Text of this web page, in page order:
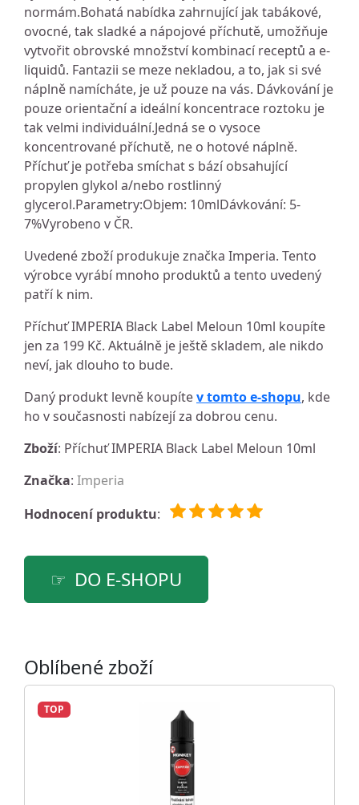
normám.Bohatá nabídka zahrnující jak tabákové,
ovocné, tak sladké a nápojové příchutě, umožňuje
vytvořit obrovské množství kombinací receptů a e-
liquidů. Fantazii se meze nekladou, a to, jak si své
náplně namícháte, je už pouze na vás. Dávkování je
pouze orientační a ideální koncentrace roztoku je
tak velmi individuální.Jedná se o vysoce
koncentrované příchutě, ne o hotové náplně.
Příchuť je potřeba smíchat s bází obsahující
propylen glykol a/nebo rostlinný
glycerol.Parametry:Objem: 10mlDávkování: 5-
7%Vyrobeno v ČR.
Uvedené zboží produkuje značka Imperia. Tento
výrobce vyrábí mnoho produktů a tento uvedený
patří k nim.
Příchuť IMPERIA Black Label Meloun 10ml koupíte
jen za 199 Kč. Aktuálně je ještě skladem, ale nikdo
neví, jak dlouho to bude.
Daný produkt levně koupítev tomto e-shopu, kde
ho v současnosti nabízejí za dobrou cenu.
Zboží: Příchuť IMPERIA Black Label Meloun 10ml
Značka: Imperia
Hodnocení produktu:
DO E-SHOPU
Oblíbené zboží
TOP